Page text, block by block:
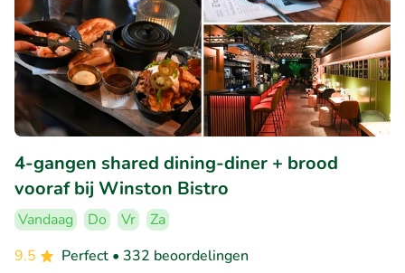
4-gangen shared dining-diner + brood
vooraf bij Winston Bistro
Vandaag Do Vr
Za
9.5
Perfect • 332 beoordelingen